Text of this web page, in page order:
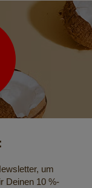
um
Deinen 10 %-